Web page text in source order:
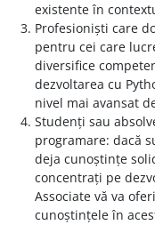
existente în
Profesioniști care
pentru cei care
diversifice
dezvoltarea cu
nivel mai avansat
Studenți sau
programare: dacă
deja cunoștințe
concentrați pe
Associate vă va
cunoștințele în